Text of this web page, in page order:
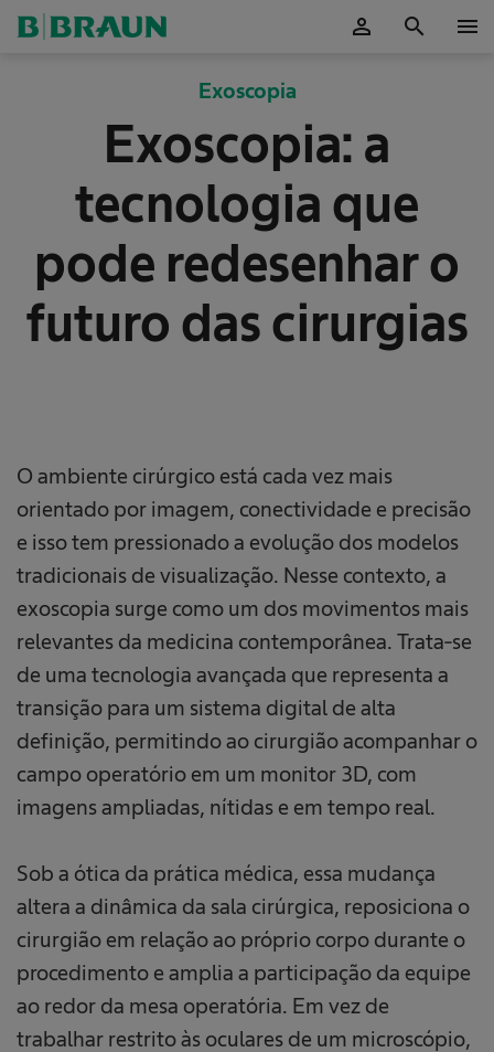
person search menu
Exoscopia
Exoscopia: a
tecnologia que
pode redesenhar o
futuro das cirurgias
O ambiente cirúrgico está cada vez mais
orientado por imagem, conectividade e precisão
e isso tem pressionado a evolução dos modelos
tradicionais de visualização. Nesse contexto, a
exoscopia surge como um dos movimentos mais
relevantes da medicina contemporânea. Trata-se
de uma tecnologia avançada que representa a
transição para um sistema digital de alta
definição, permitindo ao cirurgião acompanhar o
campo operatório em um monitor 3D, com
imagens ampliadas, nítidas e em tempo real.
Sob a ótica da prática médica, essa mudança
altera a dinâmica da sala cirúrgica, reposiciona o
cirurgião em relação ao próprio corpo durante o
procedimento e amplia a participação da equipe
ao redor da mesa operatória. Em vez de
trabalhar restrito às oculares de um microscópio,